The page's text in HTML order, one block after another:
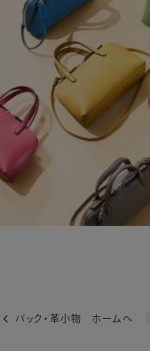
バック・革小物 ホームへ